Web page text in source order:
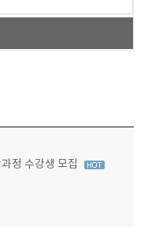
정 수강생 모집